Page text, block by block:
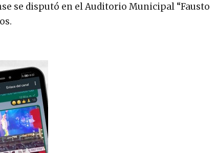
se disputó en el Auditorio Municipal “Fausto